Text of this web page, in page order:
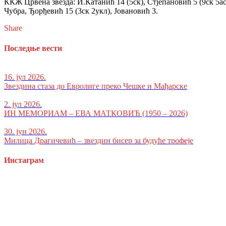
ККЖ Црвена звезда: И.Катанић 14 (5ск), Стјепановић 5 (9ск
Чубра, Ђорђевић 15 (3ск 2укл), Јовановић 3.
Share
Последње вести
16. јул 2026.
Звездина стаза до Евролиге преко Чешке и Мађарске
2. јул 2026.
ИН МЕМОРИАМ – ЕВА МАТКОВИЋ (1950 – 2026)
30. јун 2026.
Милица Драгичевић – звездин бисер за будуће трофеје
Инстаграм